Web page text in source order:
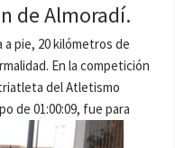
de Almoradí.
pie, 20 kilómetros de
En la competición
del Atletismo
de 01:00:09, fue para